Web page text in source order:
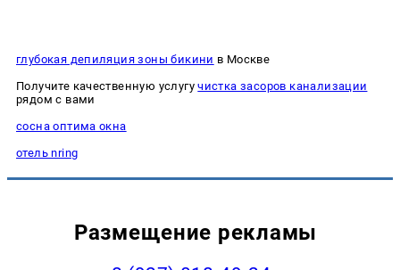
глубокая депиляция зоны бикини в Москве
Получите качественную услугучистка засоров канализации
рядом с вами
сосна оптима окна
отель nring
Размещение рекламы